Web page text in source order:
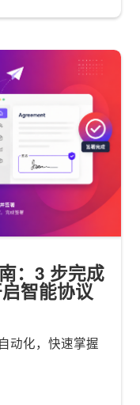
：3 步完成
智能协议
动化，快速掌握